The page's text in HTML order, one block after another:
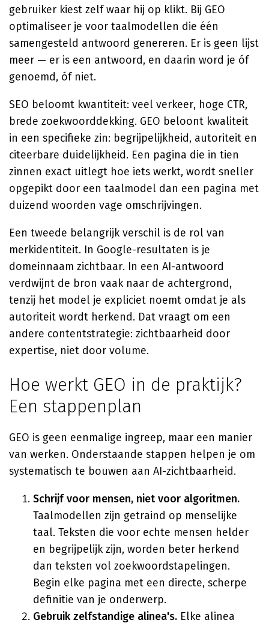
gebruiker kiest zelf waar hij op klikt. Bij GEO
optimaliseer je voor taalmodellen die één
samengesteld antwoord genereren. Er is geen lijst
meer — er is een antwoord, en daarin word je óf
genoemd, óf niet.
SEO beloomt kwantiteit: veel verkeer, hoge CTR,
brede zoekwoorddekking. GEO beloont kwaliteit
in een specifieke zin: begrijpelijkheid, autoriteit en
citeerbare duidelijkheid. Een pagina die in tien
zinnen exact uitlegt hoe iets werkt, wordt sneller
opgepikt door een taalmodel dan een pagina met
duizend woorden vage omschrijvingen.
Een tweede belangrijk verschil is de rol van
merkidentiteit. In Google-resultaten is je
domeinnaam zichtbaar. In een AI-antwoord
verdwijnt de bron vaak naar de achtergrond,
tenzij het model je expliciet noemt omdat je als
autoriteit wordt herkend. Dat vraagt om een
andere contentstrategie: zichtbaarheid door
expertise, niet door volume.
Hoe werkt GEO in de praktijk?
Een stappenplan
GEO is geen eenmalige ingreep, maar een manier
van werken. Onderstaande stappen helpen je om
systematisch te bouwen aan AI-zichtbaarheid.
Schrijf voor mensen, niet voor algoritmen.
Taalmodellen zijn getraind op menselijke
taal. Teksten die voor echte mensen helder
en begrijpelijk zijn, worden beter herkend
dan teksten vol zoekwoordstapelingen.
Begin elke pagina met een directe, scherpe
definitie van je onderwerp.
Gebruik zelfstandige alinea's. Elke alinea